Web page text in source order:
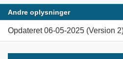
Andre oplysninger
Opdateret 06-05-2025 (Version